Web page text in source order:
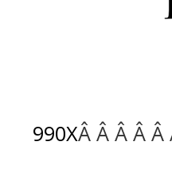
990XÂ Â Â Â